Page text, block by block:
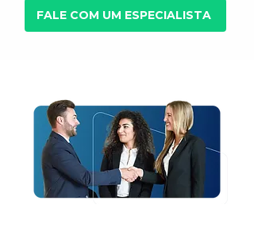
FALE COM UM ESPECIALISTA